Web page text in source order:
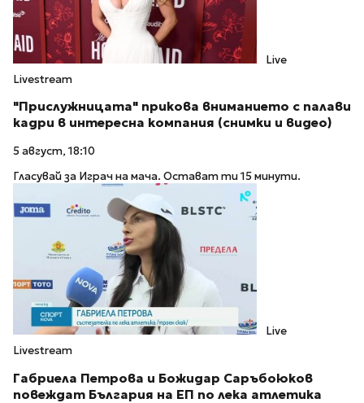
Live
Livestream
"Прислужницата" прикова вниманието с палави
кадри в интересна компания (снимки и видео)
5 август, 18:10
Гласувай за Играч на мача. Остават ти 15 минути.
Live
Livestream
Габриела Петрова и Божидар Саръбоюков
повеждат България на ЕП по лека атлетика